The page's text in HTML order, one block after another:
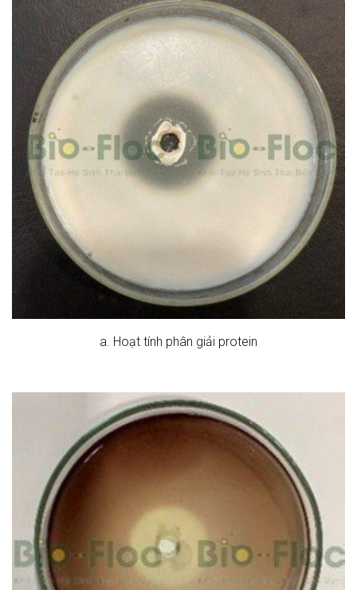
a. Hoạt tính phân giải protein